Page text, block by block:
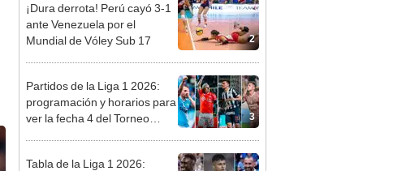
2
¡Dura derrota! Perú cayó 3-1
ante Venezuela por el
Mundial de Vóley Sub 17
3
Partidos de la Liga 1 2026:
programación y horarios para
ver la fecha 4 del Torneo
Tabla de la Liga 1 2026: